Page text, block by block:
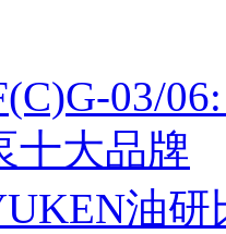
03/
十大品牌
油